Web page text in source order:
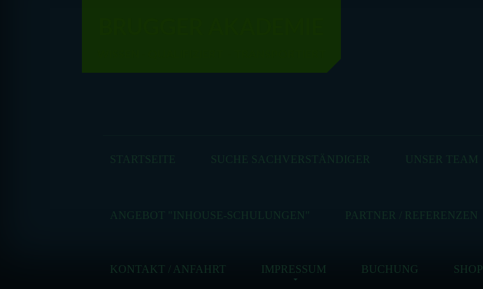
STARTSEITE SUCHE SACHVERSTÄNDIGER UNSER TEAM
ANGEBOT "INHOUSE-SCHULUNGEN" PARTNER / REFERENZEN
KONTAKT / ANFAHRT IMPRESSUM BUCHUNG SHOP